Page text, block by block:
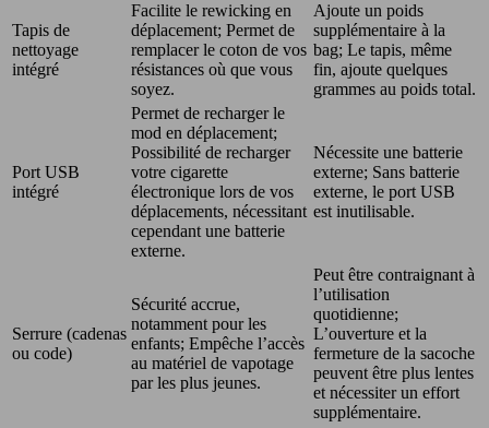
Tapis de
nettoyage
intégré
Facilite le rewicking en
déplacement; Permet de
remplacer le coton de vos
résistances où que vous
soyez.
Ajoute un poids
supplémentaire à la
bag; Le tapis, même
fin, ajoute quelques
grammes au poids total.
Port USB
intégré
Permet de recharger le
mod en déplacement;
Possibilité de recharger
votre cigarette
électronique lors de vos
déplacements, nécessitant
cependant une batterie
externe.
Nécessite une batterie
externe; Sans batterie
externe, le port USB
est inutilisable.
Serrure (cadenas
ou code)
Sécurité accrue,
notamment pour les
enfants; Empêche l’accès
au matériel de vapotage
par les plus jeunes.
Peut être contraignant à
l’utilisation
quotidienne;
L’ouverture et la
fermeture de la sacoche
peuvent être plus lentes
et nécessiter un effort
supplémentaire.